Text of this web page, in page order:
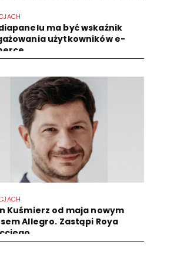
ma być wskaźnik
użytkowników e-
Kuśmierz od maja nowym
Allegro. Zastąpi Roya